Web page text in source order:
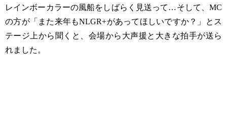
レインボーカラーの風船をしばらく見送って…そして、MC
の方が「また来年もNLGR+があってほしいですか？」とス
テージ上から聞くと、会場から大声援と大きな拍手が送ら
れました。